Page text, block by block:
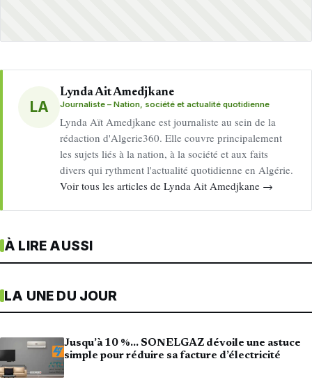
LA
Lynda Ait Amedjkane
Journaliste – Nation, société et actualité quotidienne
Lynda Aït Amedjkane est journaliste au sein de la
rédaction d'Algerie360. Elle couvre principalement
les sujets liés à la nation, à la société et aux faits
divers qui rythment l'actualité quotidienne en Algérie.
Voir tous les articles de Lynda Ait Amedjkane →
À LIRE AUSSI
LA UNE DU JOUR
Jusqu’à 10 %… SONELGAZ dévoile une astuce
simple pour réduire sa facture d’électricité